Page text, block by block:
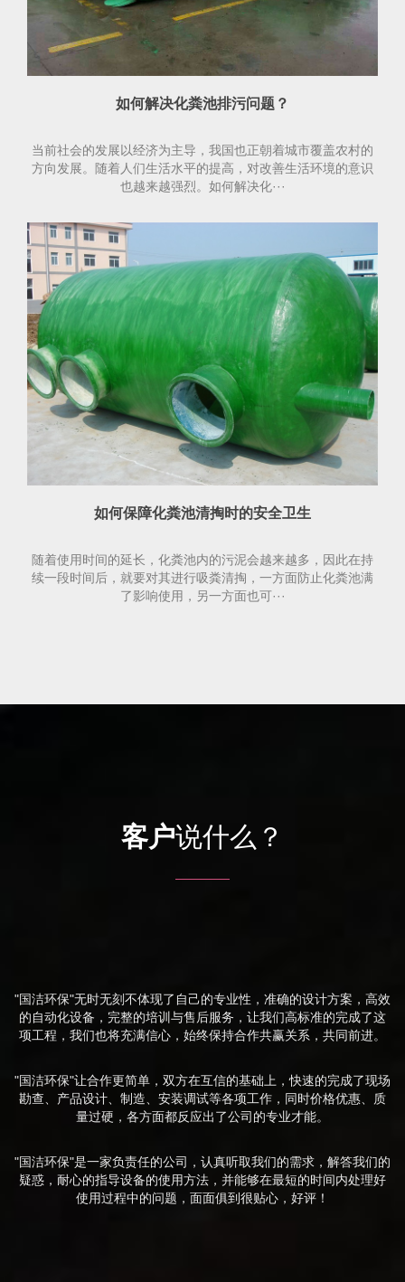
如何解决化粪池排污问题？
当前社会的发展以经济为主导，我国也正朝着城市覆盖农村的
方向发展。随着人们生活水平的提高，对改善生活环境的意识
也越来越强烈。如何解决化···
如何保障化粪池清掏时的安全卫生
随着使用时间的延长，化粪池内的污泥会越来越多，因此在持
续一段时间后，就要对其进行吸粪清掏，一方面防止化粪池满
了影响使用，另一方面也可···
客户说什么？
"国洁环保"无时无刻不体现了自己的专业性，准确的设计方案，高效
的自动化设备，完整的培训与售后服务，让我们高标准的完成了这
项工程，我们也将充满信心，始终保持合作共赢关系，共同前进。
"国洁环保"让合作更简单，双方在互信的基础上，快速的完成了现场
勘查、产品设计、制造、安装调试等各项工作，同时价格优惠、质
量过硬，各方面都反应出了公司的专业才能。
"国洁环保"是一家负责任的公司，认真听取我们的需求，解答我们的
疑惑，耐心的指导设备的使用方法，并能够在最短的时间内处理好
使用过程中的问题，面面俱到很贴心，好评！